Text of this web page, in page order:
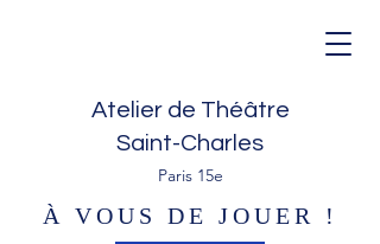
Atelier de Théâtre
Saint-Charles
Paris 15e
À VOUS DE JOUER !